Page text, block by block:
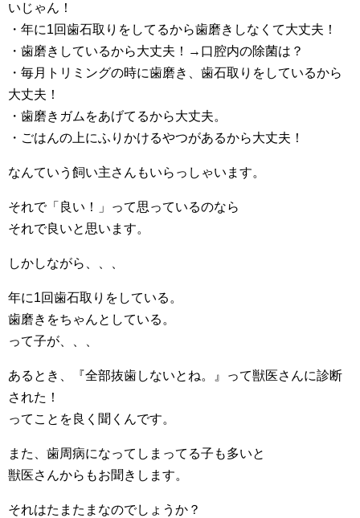
いじゃん！
・年に1回歯石取りをしてるから歯磨きしなくて大丈夫！
・歯磨きしているから大丈夫！→口腔内の除菌は？
・毎月トリミングの時に歯磨き、歯石取りをしているから
大丈夫！
・歯磨きガムをあげてるから大丈夫。
・ごはんの上にふりかけるやつがあるから大丈夫！
なんていう飼い主さんもいらっしゃいます。
それで「良い！」って思っているのなら
それで良いと思います。
しかしながら、、、
年に1回歯石取りをしている。
歯磨きをちゃんとしている。
って子が、、、
あるとき、『全部抜歯しないとね。』って獣医さんに診断
された！
ってことを良く聞くんです。
また、歯周病になってしまってる子も多いと
獣医さんからもお聞きします。
それはたまたまなのでしょうか？